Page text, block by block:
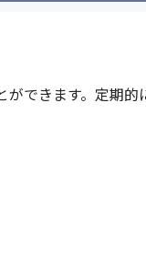
できます。定期